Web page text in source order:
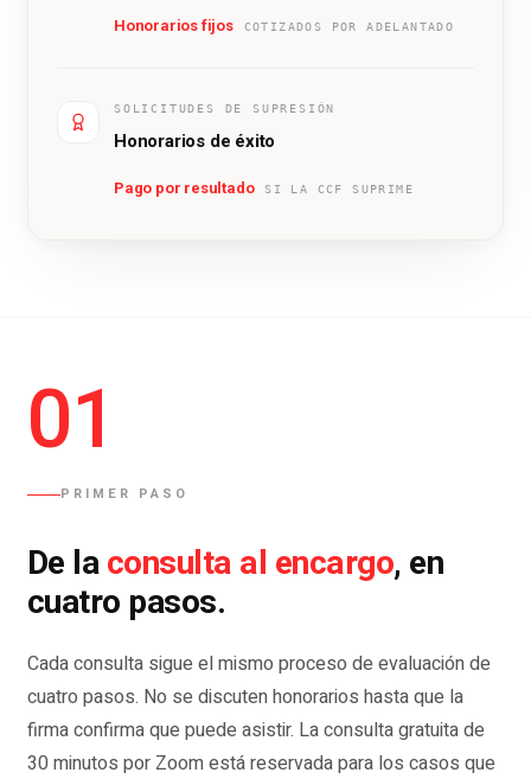
Honorarios fijos COTIZADOS POR ADELANTADO
SOLICITUDES DE SUPRESIÓN
Honorarios de éxito
Pago por resultado SI LA CCF SUPRIME
01
PRIMER PASO
De la consulta al encargo, en
cuatro pasos.
Cada consulta sigue el mismo proceso de evaluación de
cuatro pasos. No se discuten honorarios hasta que la
firma confirma que puede asistir. La consulta gratuita de
30 minutos por Zoom está reservada para los casos que